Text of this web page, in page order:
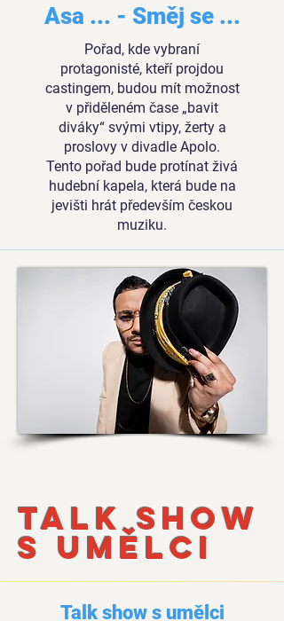
Asa ... - Směj se ...
Pořad, kde vybraní
protagonisté, kteří projdou
castingem, budou mít možnost
v přiděleném čase „bavit
diváky“ svými vtipy, žerty a
proslovy v divadle Apolo.
Tento pořad bude protínat živá
hudební kapela, která bude na
jevišti hrát především českou
muziku.
vysílací čas 60 minut 1 x týdně
Talk show
s umělci
Talk show s umělci